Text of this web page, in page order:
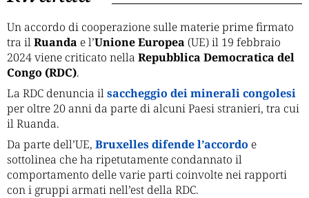
Un accordo di cooperazione sulle materie prime firmato
tra ilRuanda e l’Unione Europea (UE) il 19 febbraio
2024 viene criticato nella Repubblica Democratica del
Congo (RDC).
La RDC denuncia ilsaccheggio dei minerali congolesi
per oltre 20 anni da parte di alcuni Paesi stranieri, tra cui
il Ruanda.
Da parte dell’UE, Bruxelles difende l’accordo e
sottolinea che ha ripetutamente condannato il
comportamento delle varie parti coinvolte nei rapporti
con i gruppi armati nell’est della RDC.